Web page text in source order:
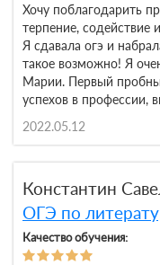
Хочу поблагодарить
терпение, содействие
Я сдавала огэ и
такое возможно! Я
Марии. Первый
успехов в профессии,
2022.05.12
Константин
ОГЭ по
Качество обучения: